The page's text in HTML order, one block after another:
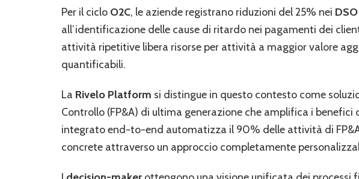
Per il ciclo O2C, le aziende registrano riduzioni del 25% nei DSO
all’identificazione delle cause di ritardo nei pagamenti dei
attività ripetitive libera risorse per attività a maggior valore
quantificabili.
La Rivelo Platform si distingue in questo contesto come
Controllo (FP&A) di ultima generazione che amplifica i benefici
integrato end-to-end automatizza il 90% delle attività di
concrete attraverso un approccio completamente